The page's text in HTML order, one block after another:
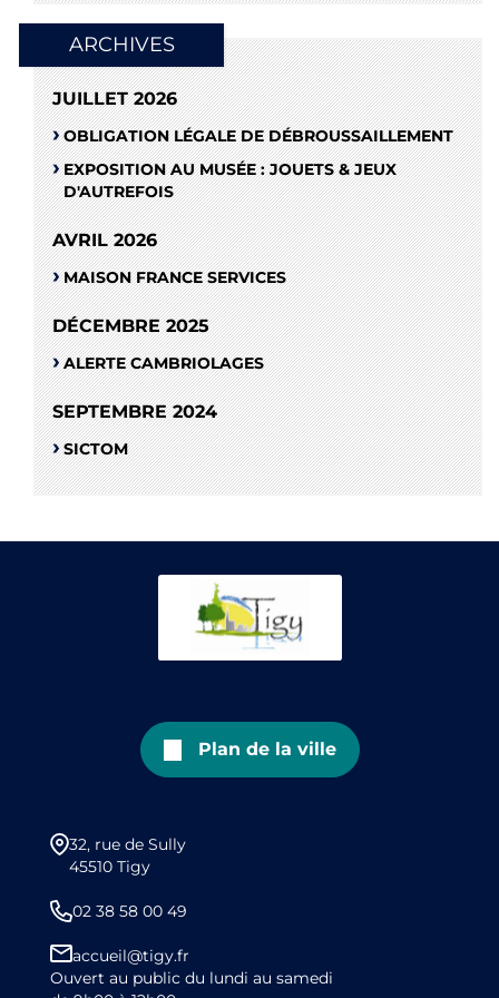
ARCHIVES
JUILLET 2026
OBLIGATION LÉGALE DE DÉBROUSSAILLEMENT
EXPOSITION AU MUSÉE : JOUETS & JEUX
D'AUTREFOIS
AVRIL 2026
MAISON FRANCE SERVICES
DÉCEMBRE 2025
ALERTE CAMBRIOLAGES
SEPTEMBRE 2024
SICTOM
Plan de la ville
32, rue de Sully
45510 Tigy
02 38 58 00 49
accueil@tigy.fr
Ouvert au public du lundi au samedi